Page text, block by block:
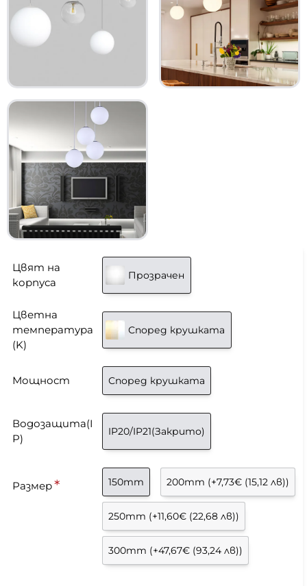
Цвят на
корпуса
Прозрачен
Цветна
температура
(K)
Според крушката
Мощност Според крушката
Водозащита(I
P)
IP20/IP21(Закрито)
Размер 150mm 200mm (+7,73€ (15,12 лв))
250mm (+11,60€ (22,68 лв))
300mm (+47,67€ (93,24 лв))